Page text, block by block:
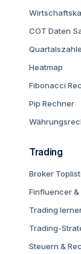
COT Daten
Heatmap
Fibonacci
Pip Rechner
Trading
Broker
Finfluencer
Trading
Trading-
Steuern &